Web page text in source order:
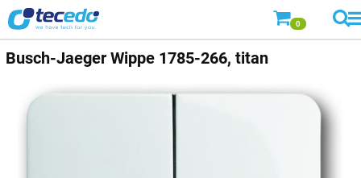
0
Busch-Jaeger Wippe 1785-266, titan